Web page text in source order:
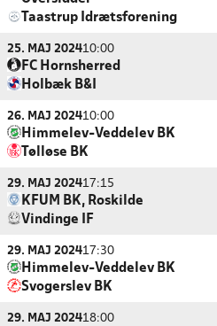
Taastrup Idrætsforening
25. MAJ 202410:00
FC Hornsherred
Holbæk B&I
26. MAJ 202410:00
Himmelev-Veddelev BK
Tølløse BK
29. MAJ 202417:15
KFUM BK, Roskilde
Vindinge IF
29. MAJ 202417:30
Himmelev-Veddelev BK
Svogerslev BK
29. MAJ 202418:00